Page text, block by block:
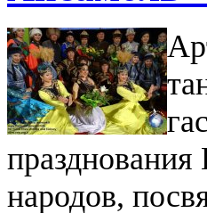
празднования
народов,